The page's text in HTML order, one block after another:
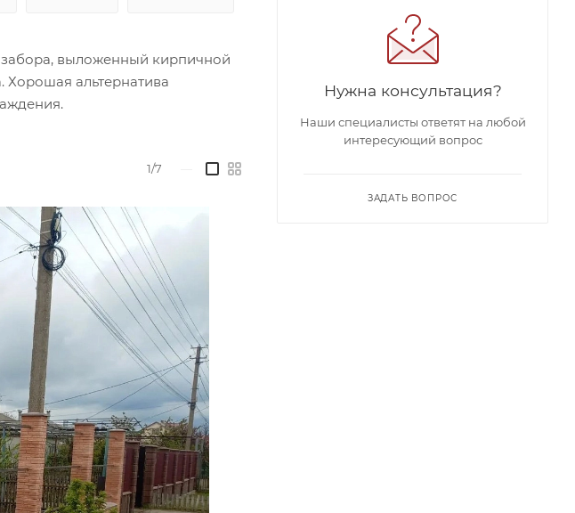
выложенный кирпичной
Хорошая альтернатива
1/7
Нужна консультация?
Наши специалисты ответят на любой
интересующий вопрос
ЗАДАТЬ ВОПРОС